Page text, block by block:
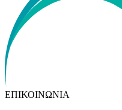
ΕΠΙΚΟΙΝΩΝΙΑ